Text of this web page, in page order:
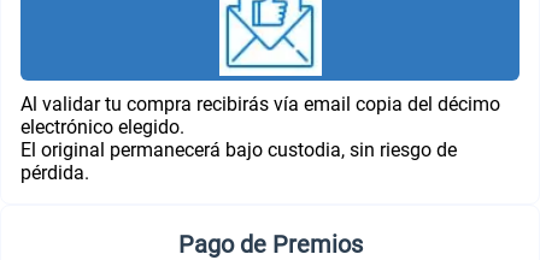
Al validar tu compra recibirás vía email copia del décimo
electrónico elegido.
El original permanecerá bajo custodia, sin riesgo de
pérdida.
Pago de Premios